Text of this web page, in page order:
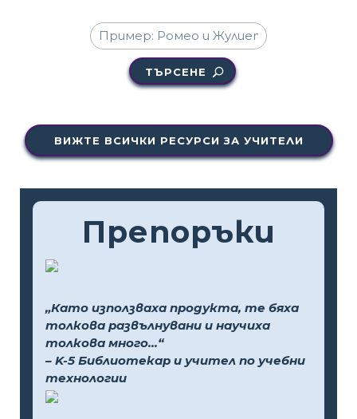
ТЪРСЕНЕ
ВИЖТЕ ВСИЧКИ РЕСУРСИ ЗА УЧИТЕЛИ
Препоръки
„Като използваха продукта, те бяха
толкова развълнувани и научиха
толкова много...“
– K-5 Библиотекар и учител по учебни
технологии